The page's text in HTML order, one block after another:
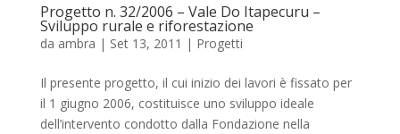
Progetto n. 32/2006 – Vale Do Itapecuru –
Sviluppo rurale e riforestazione
da ambra | Set 13, 2011 | Progetti
Il presente progetto, il cui inizio dei lavori è fissato per
il 1 giugno 2006, costituisce uno sviluppo ideale
dell’intervento condotto dalla Fondazione nella